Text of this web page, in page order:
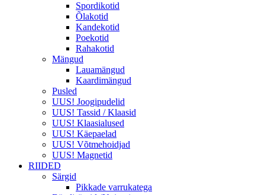
Spordikotid
Õlakotid
Kandekotid
Poekotid
Rahakotid
Mängud
Lauamängud
Kaardimängud
Pusled
UUS! Joogipudelid
UUS! Tassid / Klaasid
UUS! Klaasialused
UUS! Käepaelad
UUS! Võtmehoidjad
UUS! Magnetid
RIIDED
Särgid
Pikkade varrukatega